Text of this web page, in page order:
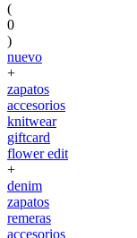
(
0
)
nuevo
+
zapatos
accesorios
knitwear
giftcard
flower edit
+
denim
zapatos
remeras
accesorios